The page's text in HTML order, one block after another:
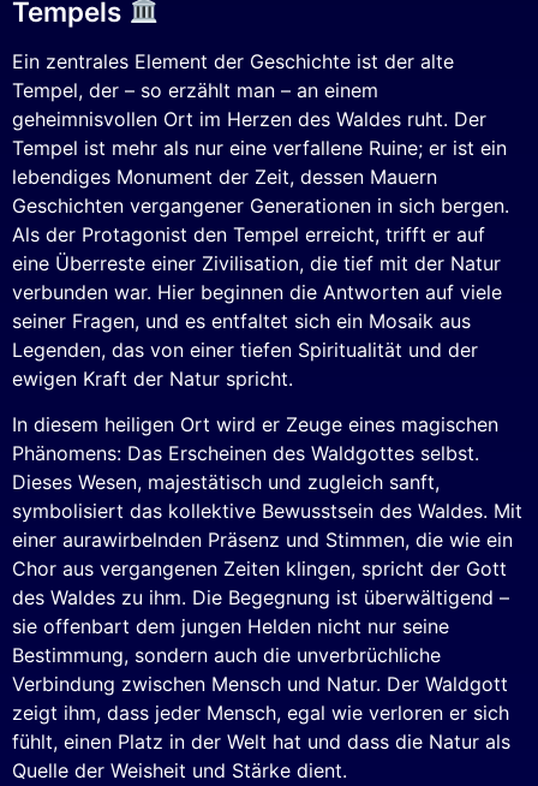
Tempels
Ein zentrales Element der Geschichte ist der alte
Tempel, der – so erzählt man – an einem
geheimnisvollen Ort im Herzen des Waldes ruht. Der
Tempel ist mehr als nur eine verfallene Ruine; er ist ein
lebendiges Monument der Zeit, dessen Mauern
Geschichten vergangener Generationen in sich bergen.
Als der Protagonist den Tempel erreicht, trifft er auf
eine Überreste einer Zivilisation, die tief mit der Natur
verbunden war. Hier beginnen die Antworten auf viele
seiner Fragen, und es entfaltet sich ein Mosaik aus
Legenden, das von einer tiefen Spiritualität und der
ewigen Kraft der Natur spricht.
In diesem heiligen Ort wird er Zeuge eines magischen
Phänomens: Das Erscheinen des Waldgottes selbst.
Dieses Wesen, majestätisch und zugleich sanft,
symbolisiert das kollektive Bewusstsein des Waldes. Mit
einer aurawirbelnden Präsenz und Stimmen, die wie ein
Chor aus vergangenen Zeiten klingen, spricht der Gott
des Waldes zu ihm. Die Begegnung ist überwältigend –
sie offenbart dem jungen Helden nicht nur seine
Bestimmung, sondern auch die unverbrüchliche
Verbindung zwischen Mensch und Natur. Der Waldgott
zeigt ihm, dass jeder Mensch, egal wie verloren er sich
fühlt, einen Platz in der Welt hat und dass die Natur als
Quelle der Weisheit und Stärke dient.